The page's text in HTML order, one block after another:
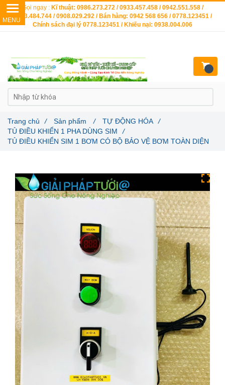
Trang chủ / Sản phẩm / TỰ ĐỘNG HÓA
/
TỦ ĐIỀU KHIỂN 1 PHA DÙNG SIM
/
TỦ ĐIỀU KHIỂN SIM 1 BƠM CÓ BỘ BẢO VỆ BƠM TOÀN DIỆN
Gọi ngay : Kĩ thuật: 0986.273.272 / 0933.457.458 / 0942.551.558 /
0903.484.744 / 0908.029.292 / Bán hàng: 0942 568 656 / 0778.123451 /
Chính sách đại lý 0778.123451 / Khiếu nại: 0938.004.006